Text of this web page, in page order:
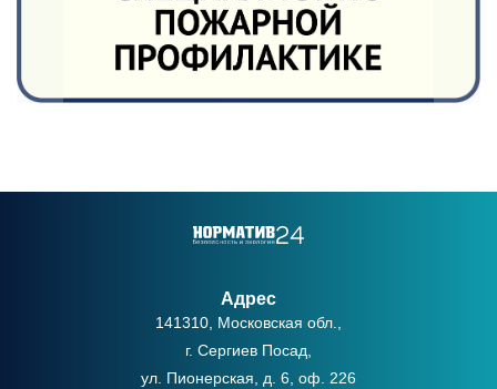
Адрес
141310, Московская обл.,
г. Сергиев Посад,
ул. Пионерская, д. 6, оф. 226